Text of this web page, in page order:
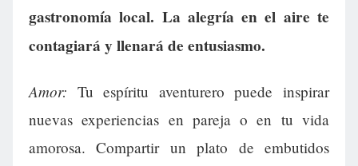
gastronomía local. La alegría en el aire te
contagiará y llenará de entusiasmo.
Amor: Tu espíritu aventurero puede inspirar
nuevas experiencias en pareja o en tu vida
amorosa. Compartir un plato de embutidos